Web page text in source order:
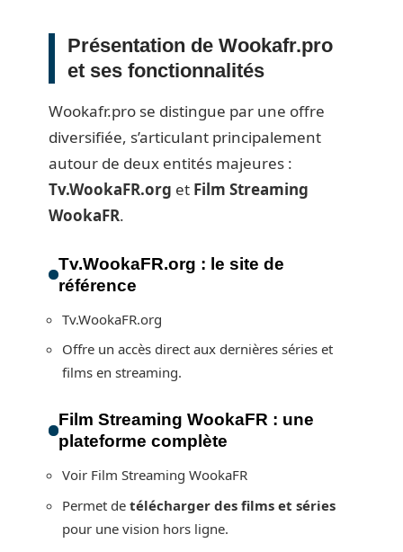
Présentation de Wookafr.pro
et ses fonctionnalités
Wookafr.pro se distingue par une offre
diversifiée, s’articulant principalement
autour de deux entités majeures :
Tv.WookaFR.org et Film Streaming
WookaFR.
Tv.WookaFR.org : le site de
référence
Tv.WookaFR.org
Offre un accès direct aux dernières séries et
films en streaming.
Film Streaming WookaFR : une
plateforme complète
Voir Film Streaming WookaFR
Permet de télécharger des films et séries
pour une vision hors ligne.